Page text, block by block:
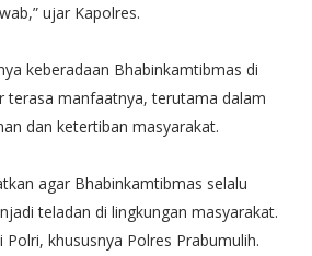
ujar Kapolres.
keberadaan Bhabinkamtibmas di
terasa manfaatnya, terutama dalam
dan ketertiban masyarakat.
agar Bhabinkamtibmas selalu
teladan di lingkungan masyarakat.
Polri, khususnya Polres Prabumulih.